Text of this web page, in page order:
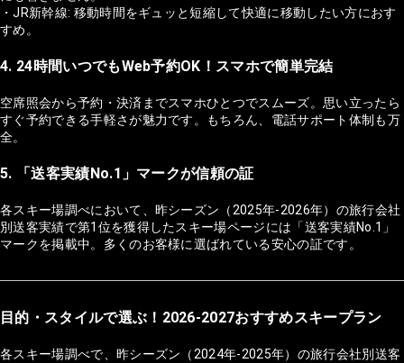
・JR新幹線: 移動時間をギュッと短縮して快適に移動したい方におす
すめ。
4. 24時間いつでもWeb予約OK！スマホで簡単完結
空席照会から予約・決済までスマホひとつでスムーズ。思い立ったら
すぐ予約できる手軽さが魅力です。もちろん、電話サポート体制も万
全。
5. 「送客実績No.1」マークが信頼の証
各スキー場調べにおいて、昨シーズン（2025年-2026年）の旅行会社
別送客実績で第1位を獲得したスキー場ページには「送客実績No.1」
マークを掲載中。多くのお客様に選ばれている安心の証です。
目的・スタイルで選ぶ！2026-2027おすすめスキープラン
各スキー場調べで、昨シーズン（2024年-2025年）の旅行会社別送客